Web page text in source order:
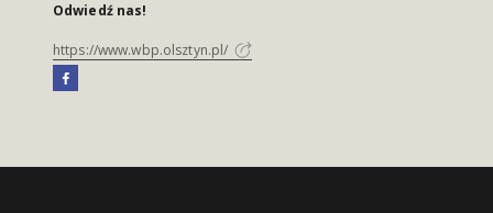
Odwiedź nas!
https://www.wbp.olsztyn.pl/